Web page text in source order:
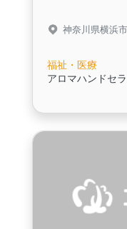
神奈川県横浜
福祉・医療